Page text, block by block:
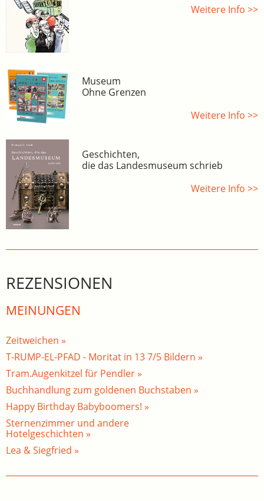
Weitere Info >>
Museum
Ohne Grenzen
Weitere Info >>
Geschichten,
die das Landesmuseum schrieb
Weitere Info >>
REZENSIONEN
MEINUNGEN
Zeitweichen »
T-RUMP-EL-PFAD - Moritat in 13 7/5 Bildern »
Tram.Augenkitzel für Pendler »
Buchhandlung zum goldenen Buchstaben »
Happy Birthday Babyboomers! »
Sternenzimmer und andere
Hotelgeschichten »
Lea & Siegfried »